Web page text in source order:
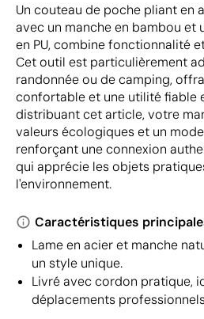
Un couteau de poche pliant en
avec un manche en bambou et
en PU, combine fonctionnalité
Cet outil est particulièrement
randonnée ou de camping,
confortable et une utilité fiable
distribuant cet article, votre
valeurs écologiques et un
renforçant une connexion
qui apprécie les objets
l'environnement.
Caractéristiques
Lame en acier et manche
un style unique.
Livré avec cordon pratique,
déplacements